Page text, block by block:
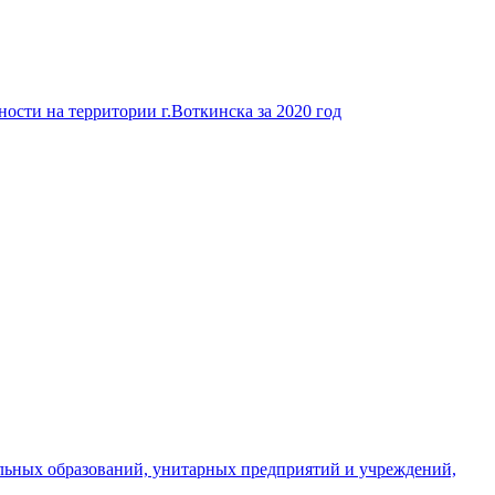
на территории г.Воткинска за 2020 год
образований, унитарных предприятий и учреждений,